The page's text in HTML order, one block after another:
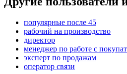
популярные после 45
рабочий на производство
директор
менеджер по работе с
эксперт по продажам
оператор связи